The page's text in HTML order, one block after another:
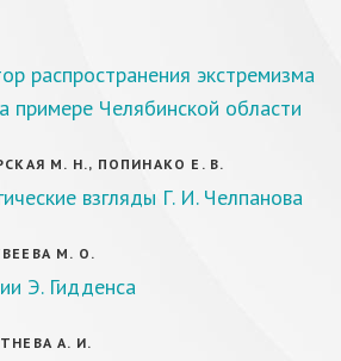
распространения экстремизма
примере Челябинской области
М. Н., ПОПИНАКО Е. В.
взгляды Г. И. Челпанова
М. О.
Э. Гидденса
А. И.